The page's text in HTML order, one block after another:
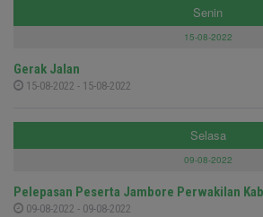
Senin
15-08-2022
Gerak Jalan
15-08-2022 - 15-08-2022
Selasa
09-08-2022
Pelepasan Peserta Jambore Perwakilan
09-08-2022 - 09-08-2022